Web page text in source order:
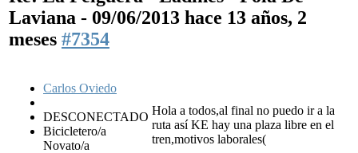
Laviana - 09/06/2013 hace 13 años, 2
meses #7354
Carlos Oviedo
DESCONECTADO
Bicicletero/a
Novato/a
Hola a todos,al final no puedo ir a la
ruta así KE hay una plaza libre en el
tren,motivos laborales(